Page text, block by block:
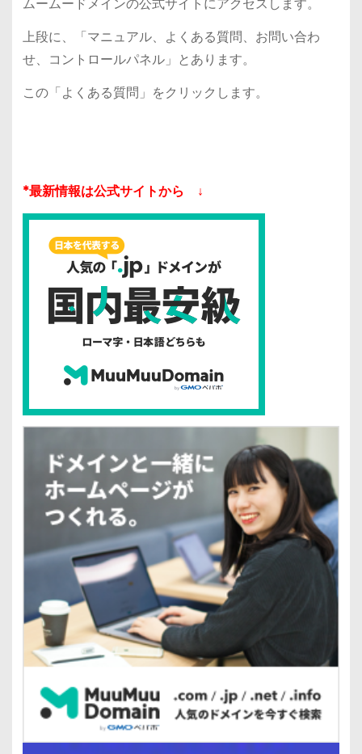
上段に、「マニュアル、よくある質問、お問い合わ
せ、コントロールパネル」とあります。
この「よくある質問」をクリックします。
*最新情報は公式サイトから ↓